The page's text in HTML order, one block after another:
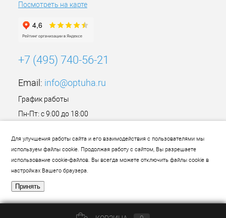
Для улучшения работы сайта и его взаимодействия с пользователями мы
используем файлы cookie. Продолжая работу с сайтом, Вы разрешаете
использование cookie-файлов. Вы всегда можете отключить файлы cookie в
настройках Вашего браузера.
Принять
Посмотреть на карте
+7 (495) 740-56-21
Email: info@optuha.ru
График работы
Пн-Пт: с 9:00 до 18:00